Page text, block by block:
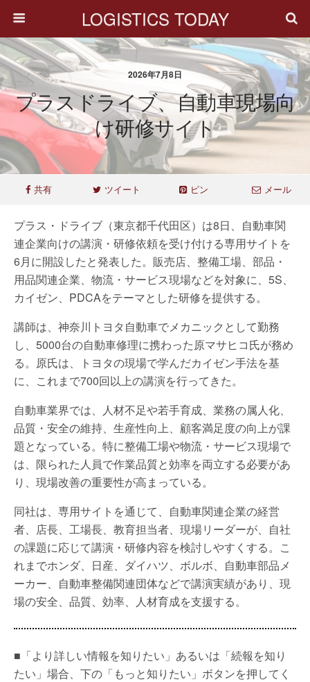
LOGISTICS TODAY
2026年7月8日
プラスドライブ、自動車現場向
け研修サイト
共有 ツイート ピン メール
プラス・ドライブ（東京都千代田区）は8日、自動車関
連企業向けの講演・研修依頼を受け付ける専用サイトを
6月に開設したと発表した。販売店、整備工場、部品・
用品関連企業、物流・サービス現場などを対象に、5S、
カイゼン、PDCAをテーマとした研修を提供する。
講師は、神奈川トヨタ自動車でメカニックとして勤務
し、5000台の自動車修理に携わった原マサヒコ氏が務め
る。原氏は、トヨタの現場で学んだカイゼン手法を基
に、これまで700回以上の講演を行ってきた。
自動車業界では、人材不足や若手育成、業務の属人化、
品質・安全の維持、生産性向上、顧客満足度の向上が課
題となっている。特に整備工場や物流・サービス現場で
は、限られた人員で作業品質と効率を両立する必要があ
り、現場改善の重要性が高まっている。
同社は、専用サイトを通じて、自動車関連企業の経営
者、店長、工場長、教育担当者、現場リーダーが、自社
の課題に応じて講演・研修内容を検討しやすくする。こ
れまでホンダ、日産、ダイハツ、ボルボ、自動車部品メ
ーカー、自動車整備関連団体などで講演実績があり、現
場の安全、品質、効率、人材育成を支援する。
■「より詳しい情報を知りたい」あるいは「続報を知り
たい」場合、下の「もっと知りたい」ボタンを押してく